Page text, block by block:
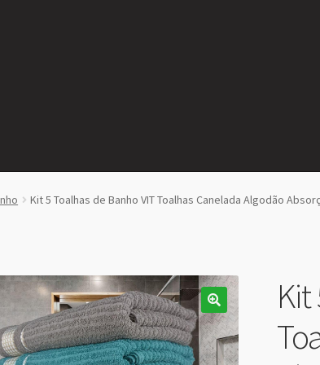
Kit 5 Toalhas de Banho VIT Toalhas Canelada Algodão